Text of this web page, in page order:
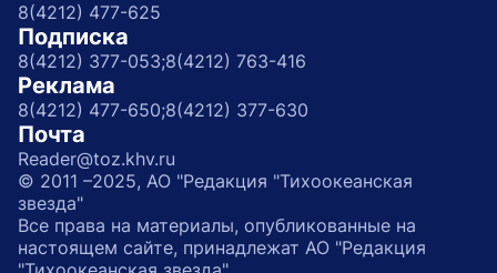
8(4212) 477-625
Подписка
8(4212) 377-053;8(4212) 763-416
Реклама
8(4212) 477-650;8(4212) 377-630
Почта
Reader@toz.khv.ru
© 2011 –2025, АО "Редакция "Тихоокеанская
звезда"
Все права на материалы, опубликованные на
настоящем сайте, принадлежат АО "Редакция